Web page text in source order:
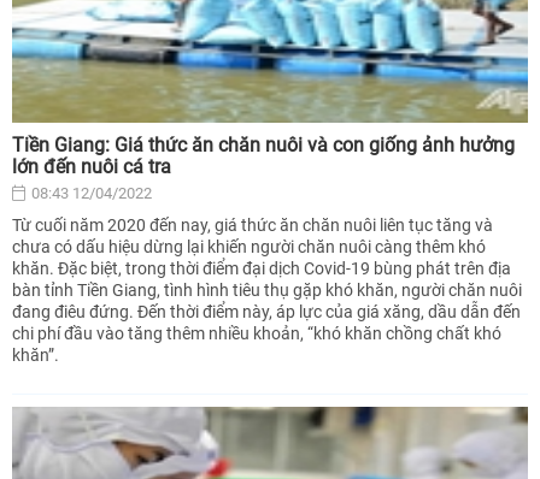
Tiền Giang: Giá thức ăn chăn nuôi và con giống ảnh hưởng
lớn đến nuôi cá tra
08:43 12/04/2022
Từ cuối năm 2020 đến nay, giá thức ăn chăn nuôi liên tục tăng và
chưa có dấu hiệu dừng lại khiến người chăn nuôi càng thêm khó
khăn. Đặc biệt, trong thời điểm đại dịch Covid-19 bùng phát trên địa
bàn tỉnh Tiền Giang, tình hình tiêu thụ gặp khó khăn, người chăn nuôi
đang điêu đứng. Đến thời điểm này, áp lực của giá xăng, dầu dẫn đến
chi phí đầu vào tăng thêm nhiều khoản, “khó khăn chồng chất khó
khăn”.